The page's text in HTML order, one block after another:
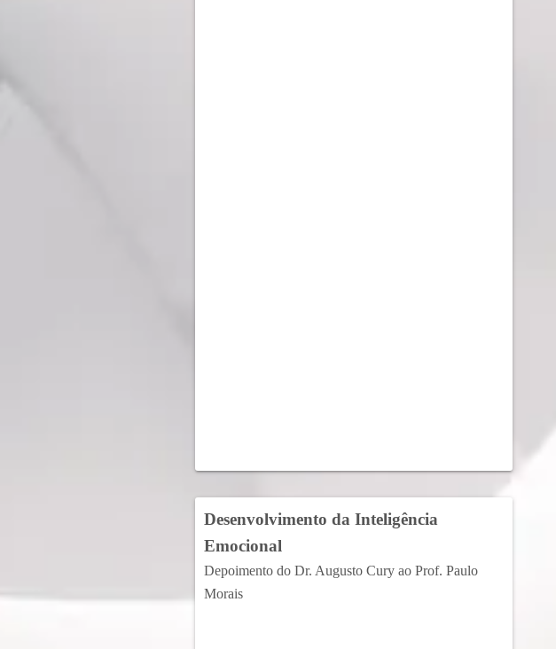
Desenvolvimento da Inteligência
Emocional
Depoimento do Dr. Augusto Cury ao Prof. Paulo
Morais